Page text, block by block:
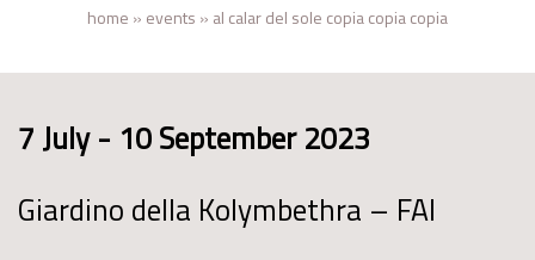
home » events » al calar del sole copia copia copia
7 July - 10 September 2023
Giardino della Kolymbethra – FAI